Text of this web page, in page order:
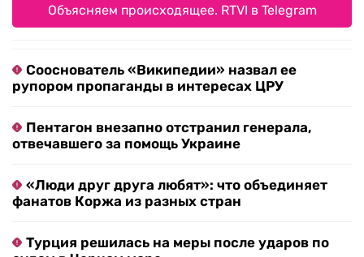
Объясняем происходящее. RTVI в Telegram
Сооснователь «Википедии» назвал ее
рупором пропаганды в интересах ЦРУ
Пентагон внезапно отстранил генерала,
отвечавшего за помощь Украине
«Люди друг друга любят»: что объединяет
фанатов Коржа из разных стран
Турция решилась на меры после ударов по